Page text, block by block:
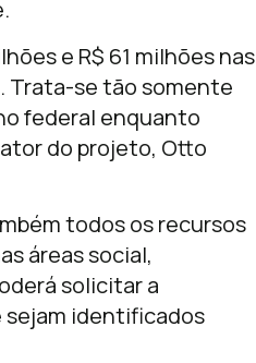
e R$ 61 milhões nas
Trata-se tão somente
federal enquanto
do projeto, Otto
todos os recursos
áreas social,
solicitar a
sejam identificados